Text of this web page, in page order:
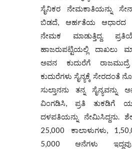
ಸೈನಿಕರ ನೇಮಕಾತಿಯನ್ನು
ಬಿಡದೆ, ಆರ್ಹತೆಯ ಆಧಾರದ
ನೇಮಕ ಮಾಡುತ್ತಿದ್ದ.
ಹಾಜರುಪಟ್ಟಿಯಲ್ಲಿ ದಾಖಲು
ಅವನ ಕುದುರೆಗೆ
ಕುದುರೆಗಳು ಸೈನ್ಯಕ್ಕೆ ಸೇರದಂತೆ
ಸುಲ್ತಾನನು ತನ್ನ ಸೈನ್ಯವನ್ನು
ವಿಂಗಡಿಸಿ, ಪ್ರತಿ ತುಕಡಿಗೆ
ದಳಪತಿಯನ್ನು ನೇಮಿಸಿದ್ದನು.
25,000 ಕಾಲಾಳುಗಳು,
5,000 ಆನೆಗಳು